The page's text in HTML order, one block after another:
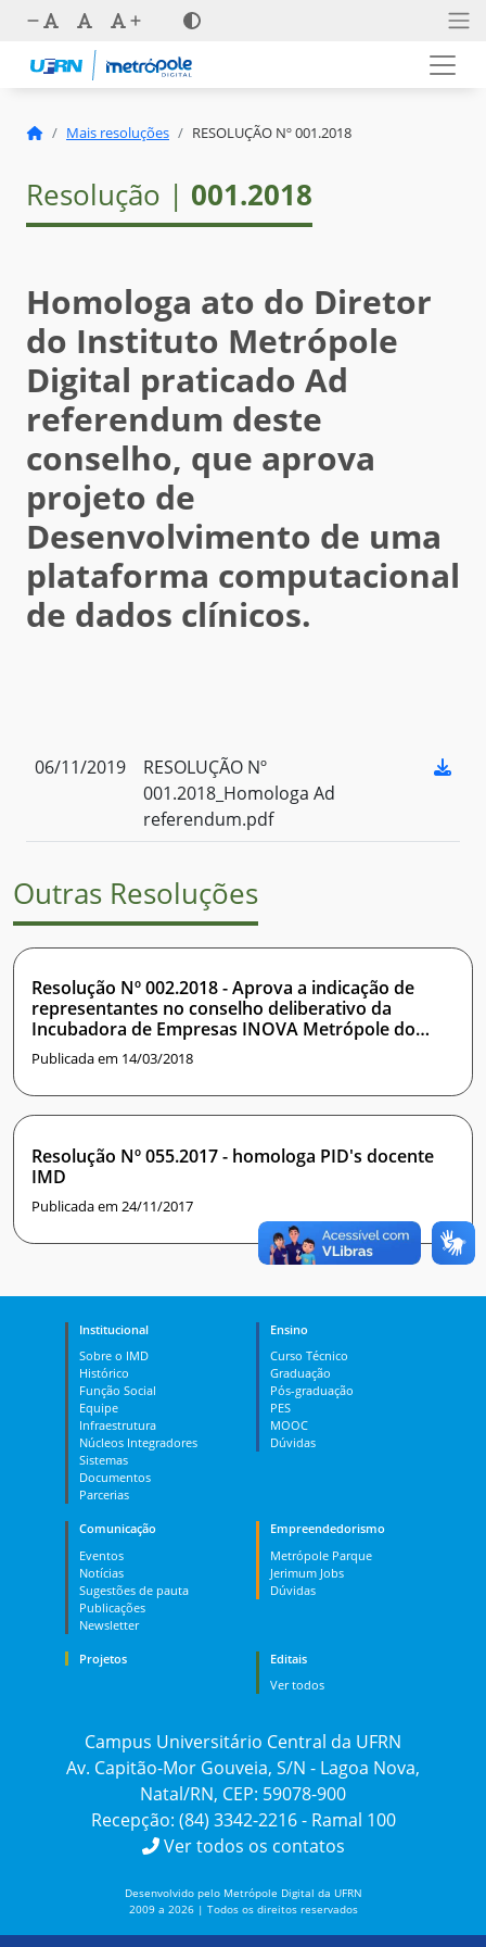
Mais resoluções RESOLUÇÃO Nº 001.2018
Resolução | 001.2018
Homologa ato do Diretor
do Instituto Metrópole
Digital praticado Ad
referendum deste
conselho, que aprova
projeto de
Desenvolvimento de uma
plataforma computacional
de dados clínicos.
06/11/2019
RESOLUÇÃO Nº
001.2018_Homologa Ad
referendum.pdf
Outras Resoluções
Resolução Nº 002.2018 - Aprova a indicação de
representantes no conselho deliberativo da
Incubadora de Empresas INOVA Metrópole do
Instituto Metrópole Digital
Publicada em 14/03/2018
Resolução Nº 055.2017 - homologa PID's docente
IMD
Publicada em 24/11/2017
Institucional
Sobre o IMD
Histórico
Função Social
Equipe
Infraestrutura
Núcleos Integradores
Sistemas
Documentos
Parcerias
Ensino
Curso Técnico
Graduação
Pós-graduação
PES
MOOC
Dúvidas
Comunicação
Eventos
Notícias
Sugestões de pauta
Publicações
Newsletter
Empreendedorismo
Metrópole Parque
Jerimum Jobs
Dúvidas
Projetos
Editais
Ver todos
Campus Universitário Central da UFRN
Av. Capitão-Mor Gouveia, S/N - Lagoa Nova,
Natal/RN, CEP: 59078-900
Recepção: (84) 3342-2216 - Ramal 100
Ver todos os contatos
Desenvolvido pelo Metrópole Digital da UFRN
2009 a 2026 | Todos os direitos reservados